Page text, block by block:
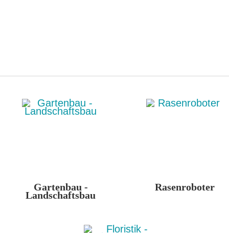
Gartenbau -
Landschaftsbau
Rasenroboter